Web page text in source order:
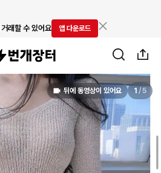
래할 수 있어요 앱 다운로드
뒤에 동영상이 있어요 1 /5